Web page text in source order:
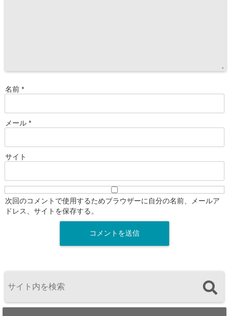
名前 *
メール *
サイト
次回のコメントで使用するためブラウザーに自分の名前、メールア
ドレス、サイトを保存する。